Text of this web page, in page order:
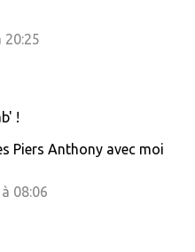
20:25
!
Piers Anthony avec moi
08:06